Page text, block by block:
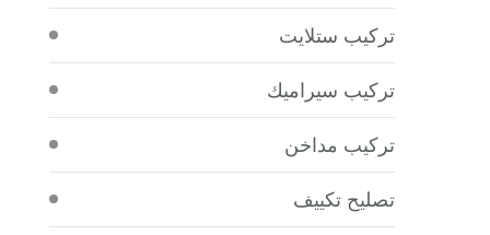
تركيب ستلايت
تركيب سيراميك
تركيب مداخن
تصليح تكييف